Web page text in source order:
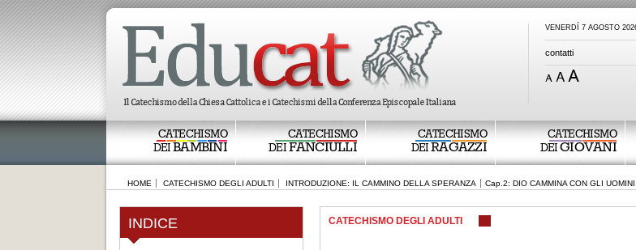
VENERDÍ 7 AGOSTO
contatti
CATECHISMO
DEIBAMBINI
CATECHISMO
DEIFANCIULLI
CATECHISMO
DEIRAGAZZI
CATECHISMO
DEIGIOVANI
HOME CATECHISMO DEGLI ADULTI INTRODUZIONE: IL CAMMINO DELLA SPERANZA Cap.2: DIO CAMMINA CON GLI UOMINI
INDICE CATECHISMO DEGLI ADULTI